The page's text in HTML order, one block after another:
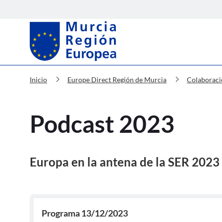
Murcia Región Europea Podcast
Inicio chevron_right Europe Direct Región de Murcia chevron_right
Podcast 2023
Europa en la antena de la SER 2023
Programa 13/12/2023